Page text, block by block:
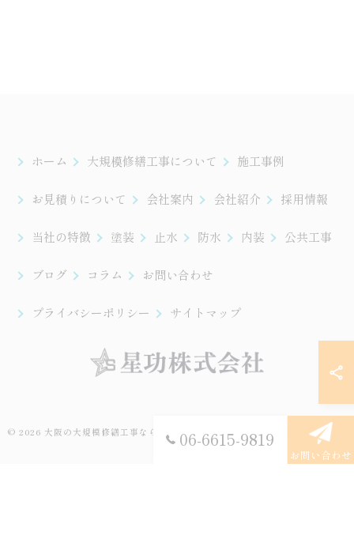
06-6615-9819
お問い合わせ
ホーム 大規模修繕工事について 施工事例
お見積りについて 会社案内 会社紹介 採用情報
当社の特徴 塗装 止水 防水 内装 公共工事
ブログ コラム お問い合わせ
プライバシーポリシー サイトマップ
© 2026 大阪の大規模修繕工事なら星功株式会社 ALL RIGHTS RESERVED.